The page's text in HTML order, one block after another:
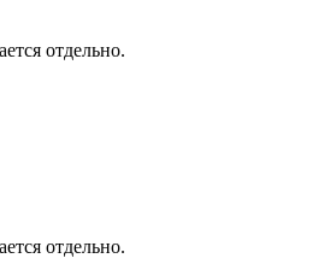
отдельно.
отдельно.